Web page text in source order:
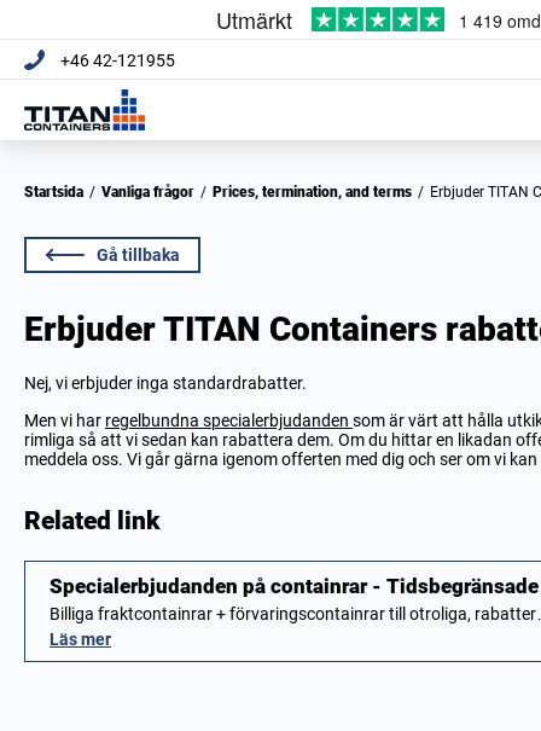
+46 42-121955
Startsida / Vanliga frågor / Prices, termination, and terms / Erbjuder TITAN
Gå tillbaka
Erbjuder TITAN Containers
Nej, vi erbjuder inga standardrabatter.
Men vi har regelbundna specialerbjudanden som är värt att hålla
rimliga så att vi sedan kan rabattera dem. Om du hittar en likadan
meddela oss. Vi går gärna igenom offerten med dig och ser om vi
Related link
Specialerbjudanden på containrar - Tidsbegränsade
Billiga fraktcontainrar + förvaringscontainrar till otroliga,
Läs mer